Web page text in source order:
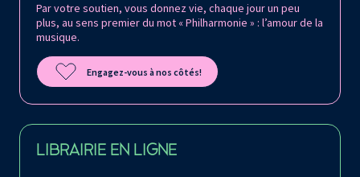
Par votre soutien, vous donnez vie, chaque jour un peu
plus, au sens premier du mot « Philharmonie » : l’amour de la
musique.
Engagez-vous à nos côtés!
LIBRAIRIE EN LIGNE